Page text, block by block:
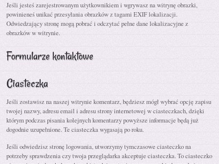
Jeśli jesteś zarejestrowanym użytkownikiem i wgrywasz na witrynę obrazki,
powinieneś unikać przesyłania obrazków z tagami EXIF lokalizacji.
Odwiedzający stronę mogą pobrać i odczytać pełne dane lokalizacyjne z
obrazków w witrynie.
Formularze kontaktowe
Ciasteczka
Jeśli zostawisz na naszej witrynie komentarz, będziesz mógł wybrać opcję zapisu
twojej nazwy, adresu email i adresu strony internetowej w ciasteczkach, dzięki
którym podczas pisania kolejnych komentarzy powyższe informacje będą już
dogodnie uzupełnione. Te ciasteczka wygasają po roku.
Jeśli odwiedzisz stronę logowania, utworzymy tymczasowe ciasteczko na
potrzeby sprawdzenia czy twoja przeglądarka akceptuje ciasteczka. To ciasteczko